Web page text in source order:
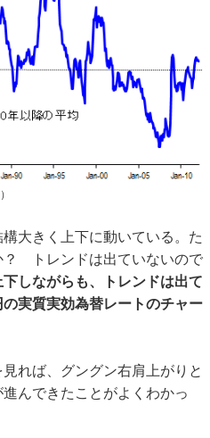
大きく上下に動いている。た
？ トレンドは出ていないので
下しながらも、トレンドは出て
実質実効為替レートのチャー
れば、グングン右肩上がりと
んできたことがよくわかっ